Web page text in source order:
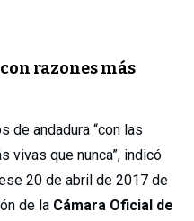
razones más
de andadura “con las
vivas que nunca”, indicó
20 de abril de 2017 de
de la Cámara Oficial de